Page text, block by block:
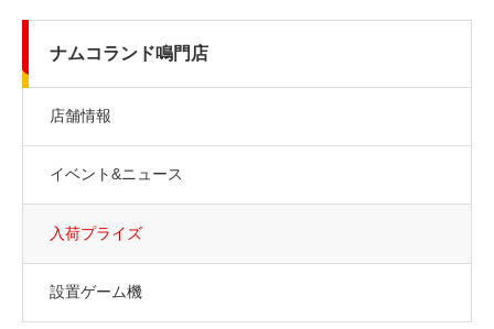
ナムコランド鳴門店
店舗情報
イベント&ニュース
入荷プライズ
設置ゲーム機